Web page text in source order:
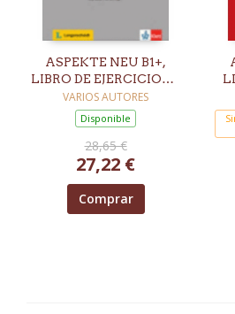
ASPEKTE NEU B1+,
LIBRO DE EJERCICIOS +
CD
VARIOS AUTORES
Disponible
28,65 €
27,22 €
Comprar